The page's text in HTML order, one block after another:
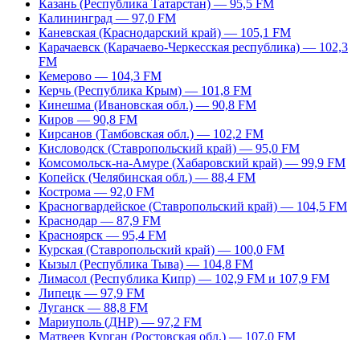
Казань (Республика Татарстан) — 95,5 FM
Калининград — 97,0 FM
Каневская (Краснодарский край) — 105,1 FM
Карачаевск (Карачаево-Черкесская республика) — 102,3
FM
Кемерово — 104,3 FM
Керчь (Республика Крым) — 101,8 FM
Кинешма (Ивановская обл.) — 90,8 FM
Киров — 90,8 FM
Кирсанов (Тамбовская обл.) — 102,2 FM
Кисловодск (Ставропольский край) — 95,0 FM
Комсомольск-на-Амуре (Хабаровский край) — 99,9 FM
Копейск (Челябинская обл.) — 88,4 FM
Кострома — 92,0 FM
Красногвардейское (Ставропольский край) — 104,5 FM
Краснодар — 87,9 FM
Красноярск — 95,4 FM
Курская (Ставропольский край) — 100,0 FM
Кызыл (Республика Тыва) — 104,8 FM
Лимасол (Республика Кипр) — 102,9 FM и 107,9 FM
Липецк — 97,9 FM
Луганск — 88,8 FM
Мариуполь (ДНР) — 97,2 FM
Матвеев Курган (Ростовская обл.) — 107,0 FM